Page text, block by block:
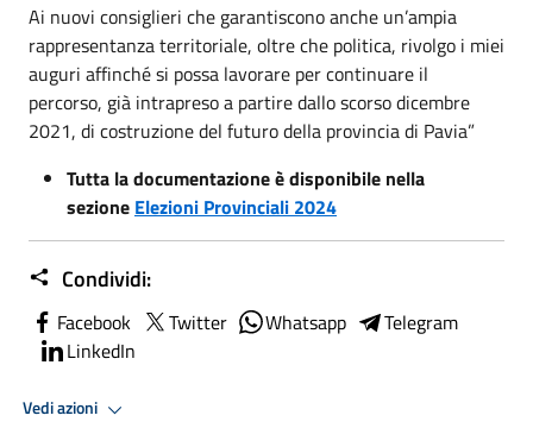
Ai nuovi consiglieri che garantiscono anche un’ampia
rappresentanza territoriale, oltre che politica, rivolgo i miei
auguri affinché si possa lavorare per continuare il
percorso, già intrapreso a partire dallo scorso dicembre
2021, di costruzione del futuro della provincia di Pavia”
Tutta la documentazione è disponibile nella
sezione Elezioni Provinciali 2024
Condividi:
Facebook Twitter Whatsapp
Telegram
LinkedIn
Vedi azioni